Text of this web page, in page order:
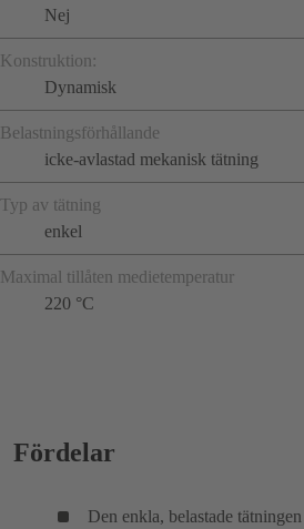
Nej
Konstruktion:
Dynamisk
Belastningsförhållande
icke-avlastad mekanisk tätning
Typ av tätning
enkel
Maximal tillåten medietemperatur
220 °C
Fördelar
Den enkla, belastade